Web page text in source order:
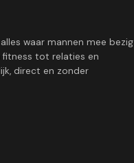
waar mannen mee bezig
fitness tot relaties en
direct en zonder